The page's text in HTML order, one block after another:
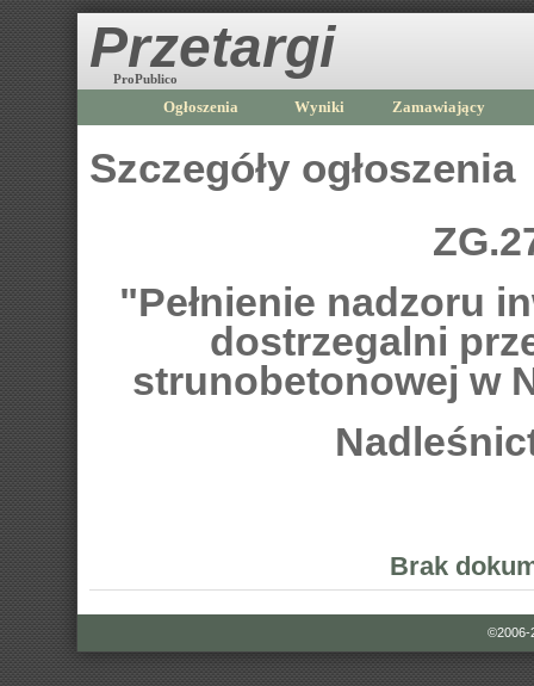
Przetargi
ProPublico
Ogłoszenia Wyniki Zamawiający
Szczegóły ogłoszenia
"Pełnienie nadzoru
dostrzegalni
strunobetonowej w
Brak
©2006-